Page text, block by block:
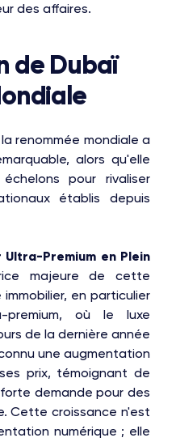
des affaires.
de Dubaï
renommée mondiale a
alors qu'elle
pour rivaliser
établis depuis
Premium en Plein
majeure de cette
en particulier
où le luxe
de la dernière année
une augmentation
prix, témoignant de
demande pour des
Cette croissance n'est
numérique ; elle